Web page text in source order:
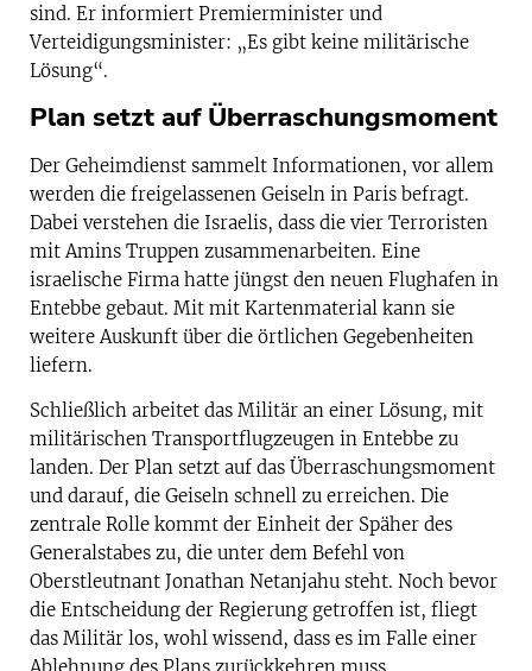
sind. Er informiert Premierminister und
Verteidigungsminister: „Es gibt keine militärische
Lösung“.
Plan setzt auf Überraschungsmoment
Der Geheimdienst sammelt Informationen, vor allem
werden die freigelassenen Geiseln in Paris befragt.
Dabei verstehen die Israelis, dass die vier Terroristen
mit Amins Truppen zusammenarbeiten. Eine
israelische Firma hatte jüngst den neuen Flughafen in
Entebbe gebaut. Mit mit Kartenmaterial kann sie
weitere Auskunft über die örtlichen Gegebenheiten
liefern.
Schließlich arbeitet das Militär an einer Lösung, mit
militärischen Transportflugzeugen in Entebbe zu
landen. Der Plan setzt auf das Überraschungsmoment
und darauf, die Geiseln schnell zu erreichen. Die
zentrale Rolle kommt der Einheit der Späher des
Generalstabes zu, die unter dem Befehl von
Oberstleutnant Jonathan Netanjahu steht. Noch bevor
die Entscheidung der Regierung getroffen ist, fliegt
das Militär los, wohl wissend, dass es im Falle einer